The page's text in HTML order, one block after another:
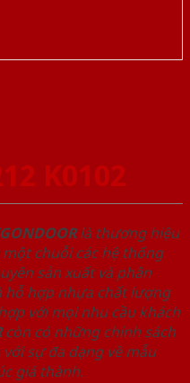
K0102
là thương hiệu
chuỗi các hệ thống
sản xuất và phân
hợp nhựa chất lượng
với mọi nhu cầu khách
còn có những chính sách
sự đa dạng về mẫu
giá thành.